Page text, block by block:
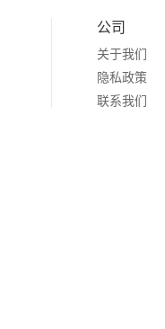
公司
关于我们
隐私政策
联系我们